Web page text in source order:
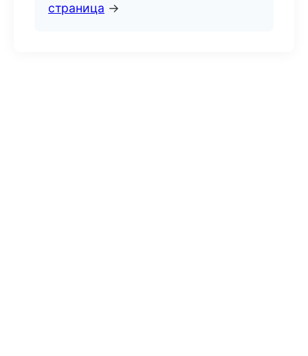
страница →